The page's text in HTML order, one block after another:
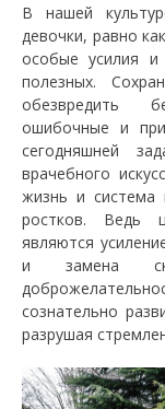
В нашей
девочки, равно
особые усилия и
полезных.
обезвредить
ошибочные и
сегодняшней
врачебного
жизнь и система
ростков. Ведь
являются
и замена
сознательно
разрушая